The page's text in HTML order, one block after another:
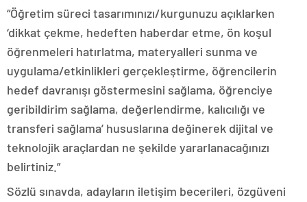
“Öğretim süreci tasarımınızı/kurgunuzu açıklarken
‘dikkat çekme, hedeften haberdar etme, ön koşul
öğrenmeleri hatırlatma, materyalleri sunma ve
uygulama/etkinlikleri gerçekleştirme, öğrencilerin
hedef davranışı göstermesini sağlama, öğrenciye
geribildirim sağlama, değerlendirme, kalıcılığı ve
transferi sağlama’ hususlarına değinerek dijital ve
teknolojik araçlardan ne şekilde yararlanacağınızı
belirtiniz.”
Sözlü sınavda, adayların iletişim becerileri, özgüveni